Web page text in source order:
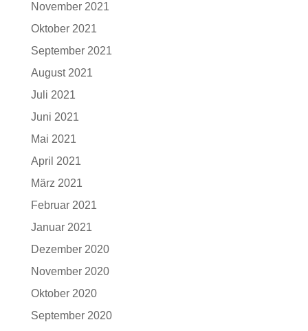
November 2021
Oktober 2021
September 2021
August 2021
Juli 2021
Juni 2021
Mai 2021
April 2021
März 2021
Februar 2021
Januar 2021
Dezember 2020
November 2020
Oktober 2020
September 2020